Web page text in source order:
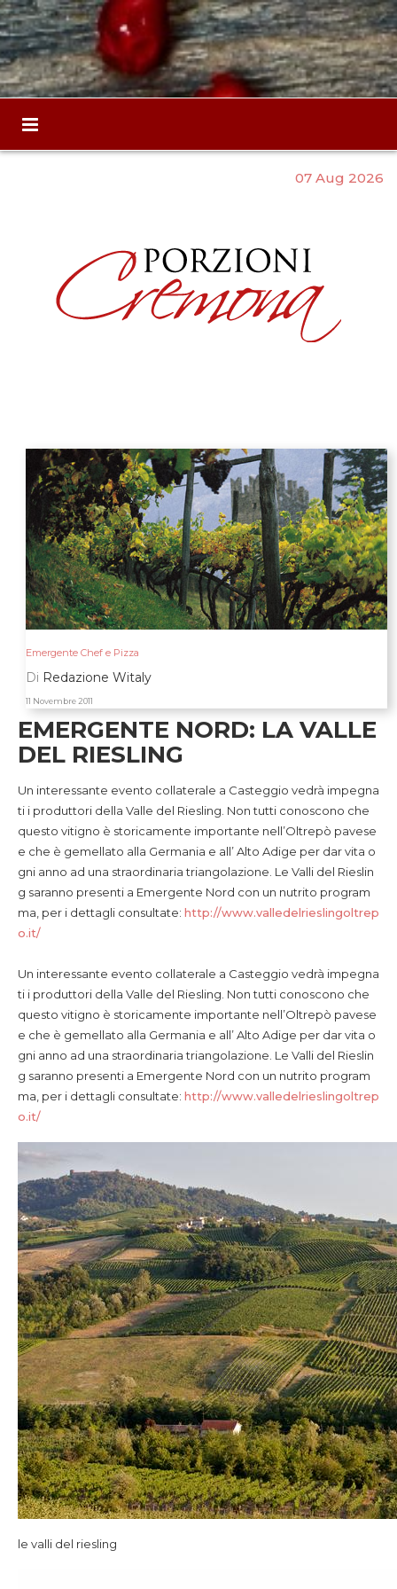
07 Aug 2026
Emergente Chef e Pizza
Di Redazione Witaly
11 Novembre 2011
EMERGENTE NORD: LA VALLE
DEL RIESLING
Un interessante evento collaterale a Casteggio vedrà impegna
ti i produttori della Valle del Riesling. Non tutti conoscono che
questo vitigno è storicamente importante nell’Oltrepò pavese
e che è gemellato alla Germania e all’ Alto Adige per dar vita o
gni anno ad una straordinaria triangolazione. Le Valli del Rieslin
g saranno presenti a Emergente Nord con un nutrito program
ma, per i dettagli consultate: http://www.valledelrieslingoltrep
o.it/
Un interessante evento collaterale a Casteggio vedrà impegna
ti i produttori della Valle del Riesling. Non tutti conoscono che
questo vitigno è storicamente importante nell’Oltrepò pavese
e che è gemellato alla Germania e all’ Alto Adige per dar vita o
gni anno ad una straordinaria triangolazione. Le Valli del Rieslin
g saranno presenti a Emergente Nord con un nutrito program
ma, per i dettagli consultate: http://www.valledelrieslingoltrep
o.it/
le valli del riesling